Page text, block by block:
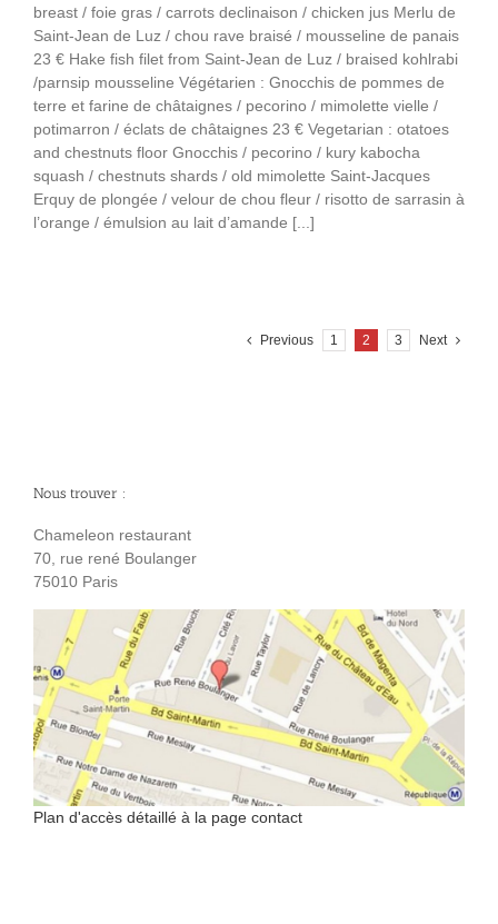
breast / foie gras / carrots declinaison / chicken jus Merlu de
Saint-Jean de Luz / chou rave braisé / mousseline de panais
23 € Hake fish filet from Saint-Jean de Luz / braised kohlrabi
/parnsip mousseline Végétarien : Gnocchis de pommes de
terre et farine de châtaignes / pecorino / mimolette vielle /
potimarron / éclats de châtaignes 23 € Vegetarian : otatoes
and chestnuts floor Gnocchis / pecorino / kury kabocha
squash / chestnuts shards / old mimolette Saint-Jacques
Erquy de plongée / velour de chou fleur / risotto de sarrasin à
l’orange / émulsion au lait d’amande [...]
Previous 1 2 3 Next
Nous trouver :
Chameleon restaurant
70, rue rené Boulanger
75010 Paris
Plan d'accès détaillé à la page contact